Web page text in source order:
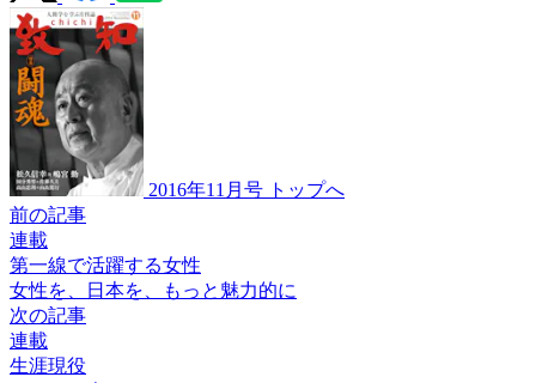
2016年11月号 トップへ
前の記事
連載
第一線で活躍する女性
女性を、日本を、
もっと魅力的に
次の記事
連載
生涯現役